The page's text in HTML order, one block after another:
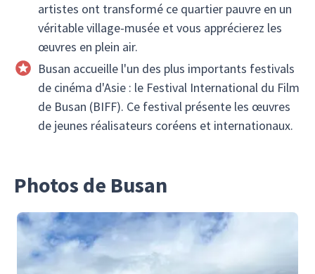
artistes ont transformé ce quartier pauvre en un
véritable village-musée et vous apprécierez les
œuvres en plein air.
Busan accueille l'un des plus importants festivals
de cinéma d'Asie : le Festival International du Film
de Busan (BIFF). Ce festival présente les œuvres
de jeunes réalisateurs coréens et internationaux.
Photos de Busan